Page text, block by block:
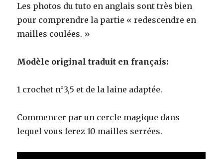
Les photos du tuto en anglais sont très bien
pour comprendre la partie « redescendre en
mailles coulées. »
Modèle original traduit en français:
1 crochet n°3,5 et de la laine adaptée.
Commencer par un cercle magique dans
lequel vous ferez 10 mailles serrées.